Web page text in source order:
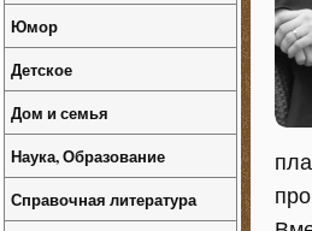
Юмор
Детское
Дом и семья
Наука, Образование
Справочная литература